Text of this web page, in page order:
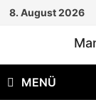
Zum
8. August 2026
MENÜ